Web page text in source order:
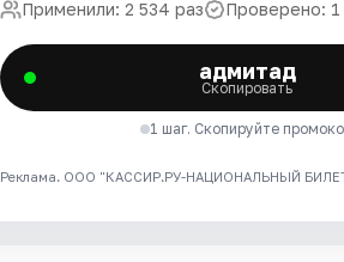
Применили: 2 534 раз Проверено: 1
адмитад
Скопировать
1 шаг. Скопируйте
Реклама. ООО "КАССИР.РУ-НАЦИОНАЛЬНЫЙ